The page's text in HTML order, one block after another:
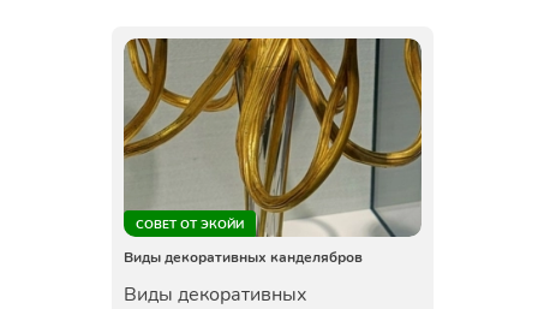
СОВЕТ ОТ ЭКОЙИ
Виды декоративных канделябров
Виды декоративных